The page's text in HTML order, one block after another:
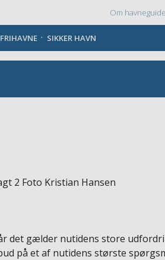
Om
FRIHAVNE SIKKER HAVN
det gælder nutidens store
på et af nutidens største